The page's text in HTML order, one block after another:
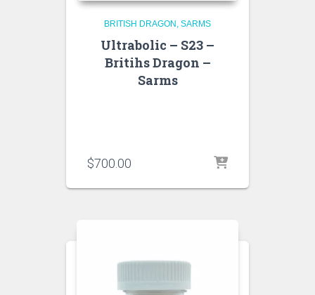
BRITISH DRAGON SARMS
Ultrabolic – S23 –
Britihs Dragon –
Sarms
$700.00